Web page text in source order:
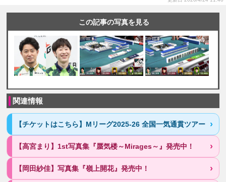
この記事の写真を見る
関連情報
【チケットはこちら】Mリーグ2025-26 全国一気通貫ツアー
【高宮まり】1st写真集『蜃気楼～Mirages～』発売中！
【岡田紗佳】写真集『嶺上開花』発売中！